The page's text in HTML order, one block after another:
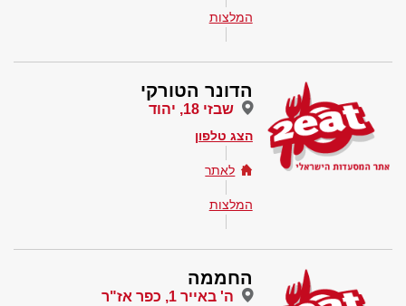
המלצות
הדונר הטורקי
שבזי 18, יהוד
הצג טלפון
לאתר
המלצות
החממה
ה' באייר 1, כפר אז"ר